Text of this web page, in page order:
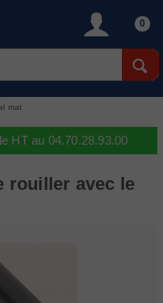
0
mat
HT au 04.70.28.93.00
rouiller avec le